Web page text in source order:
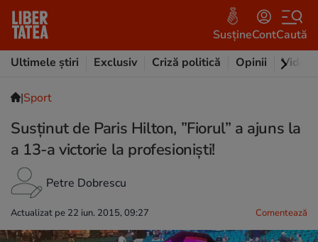
SusțineContCaută
Ultimele știri
Exclusiv Criză politică Opinii Video
|Sport
Susținut de Paris Hilton, ”Fiorul” a ajuns la
a 13-a victorie la profesioniști!
Petre Dobrescu
Actualizat pe 22 iun. 2015, 09:27 Comentează